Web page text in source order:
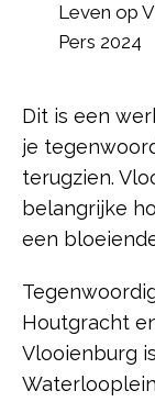
Leven op
Pers 2024
Dit is een
je
terugzien.
belangrijke
een
Houtgracht
Vlooienburg